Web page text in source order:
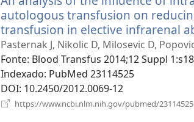
autologous transfusion on
transfusion in elective infrarenal
Pasternak J, Nikolic D, Milosevic D,
Fonte‎: Blood Transfus 2014;12 Suppl
Indexado‎: PubMed 23114525
DOI‎: 10.2450/2012.0069-12
https://www.ncbi.nlm.nih.gov/pubmed/23114525